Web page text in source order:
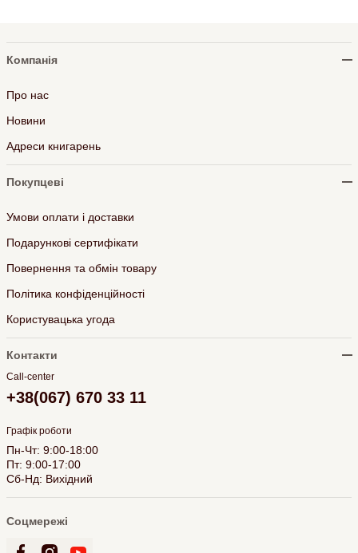
Компанія
Про нас
Новини
Адреси книгарень
Покупцеві
Умови оплати і доставки
Подарункові сертифікати
Повернення та обмін товару
Політика конфіденційності
Користувацька угода
Контакти
Call-center
+38(067) 670 33 11
Графік роботи
Пн-Чт: 9:00-18:00
Пт: 9:00-17:00
Сб-Нд: Вихідний
Соцмережі